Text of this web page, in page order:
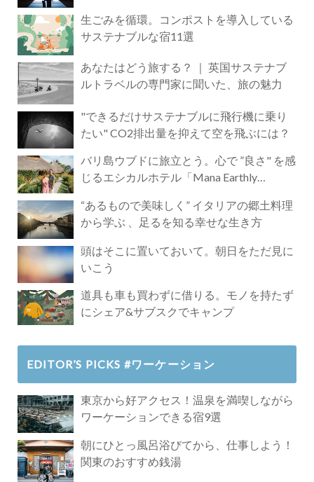
生ごみを循環。コンポストを導入している
サステナブルな宿11選
あなたはどう旅する？ ｜ 英国サステナブ
ルトラベルの専門家に聞いた、旅の魅力
"できるだけサステナブルに飛行機に乗り
たい" CO2排出量を抑えて空を飛ぶには？
バリ島ウブドに旅立とう。心で ”良さ" を感
じるエシカルホテル「Mana Earthly
“あるもので美味しく” イタリアの郷土料理
から学ぶ 、足るを知る幸せな生き方
頭はそこに置いておいて。朝日をただ見に
いこう
道具も車も買わずに借りる。モノを持たず
にシェア&サブスクでキャンプ
EDITOR’S PICKS #ワーケーション
東京から好アクセス！温泉を満喫しながら
ワーケーションできる宿9選
朝にひとっ風呂浴びてから、仕事しよう！
関東のおすすめ銭湯